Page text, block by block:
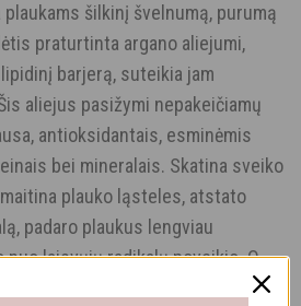
šilkinį švelnumą, purumą
praturtinta argano aliejumi,
barjerą, suteikia jam
aliejus pasižymi nepakeičiamų
antioksidantais, esminėmis
bei mineralais. Skatina sveiko
plauko ląsteles, atstato
padaro plaukus lengviau
laisvųjų radikalų poveikio. O
jauninančiu poveikiu, atstato